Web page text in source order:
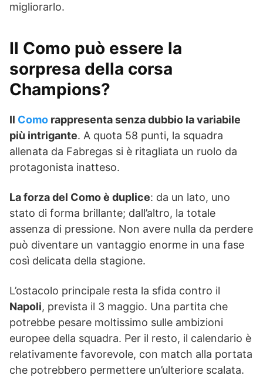
migliorarlo.
Il Como può essere la
sorpresa della corsa
Champions?
Il Como rappresenta senza dubbio la variabile
più intrigante. A quota 58 punti, la squadra
allenata da Fabregas si è ritagliata un ruolo da
protagonista inatteso.
La forza del Como è duplice: da un lato, uno
stato di forma brillante; dall’altro, la totale
assenza di pressione. Non avere nulla da perdere
può diventare un vantaggio enorme in una fase
così delicata della stagione.
L’ostacolo principale resta la sfida contro il
Napoli, prevista il 3 maggio. Una partita che
potrebbe pesare moltissimo sulle ambizioni
europee della squadra. Per il resto, il calendario è
relativamente favorevole, con match alla portata
che potrebbero permettere un’ulteriore scalata.